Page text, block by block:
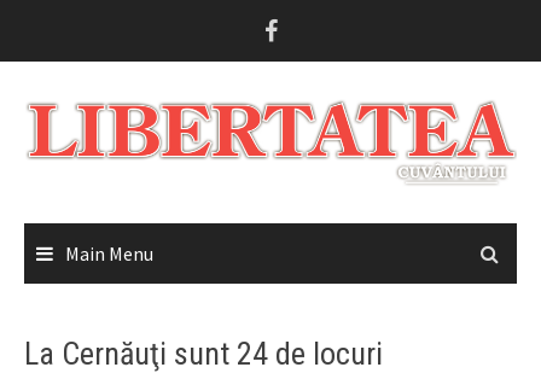
Main Menu
La Cernăuţi sunt 24 de locuri